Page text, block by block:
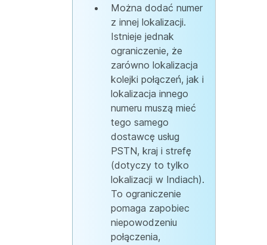
Można dodać numer
z innej lokalizacji.
Istnieje jednak
ograniczenie, że
zarówno lokalizacja
kolejki połączeń, jak i
lokalizacja innego
numeru muszą mieć
tego samego
dostawcę usług
PSTN, kraj i strefę
(dotyczy to tylko
lokalizacji w Indiach).
To ograniczenie
pomaga zapobiec
niepowodzeniu
połączenia,